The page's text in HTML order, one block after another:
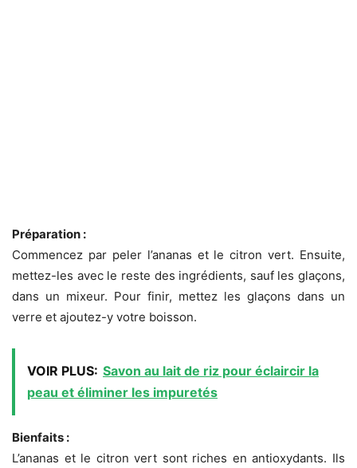
Préparation :
Commencez par peler l’ananas et le citron vert. Ensuite,
mettez-les avec le reste des ingrédients, sauf les glaçons,
dans un mixeur. Pour finir, mettez les glaçons dans un
verre et ajoutez-y votre boisson.
VOIR PLUS: Savon au lait de riz pour éclaircir la
peau et éliminer les impuretés
Bienfaits :
L’ananas et le citron vert sont riches en antioxydants. Ils